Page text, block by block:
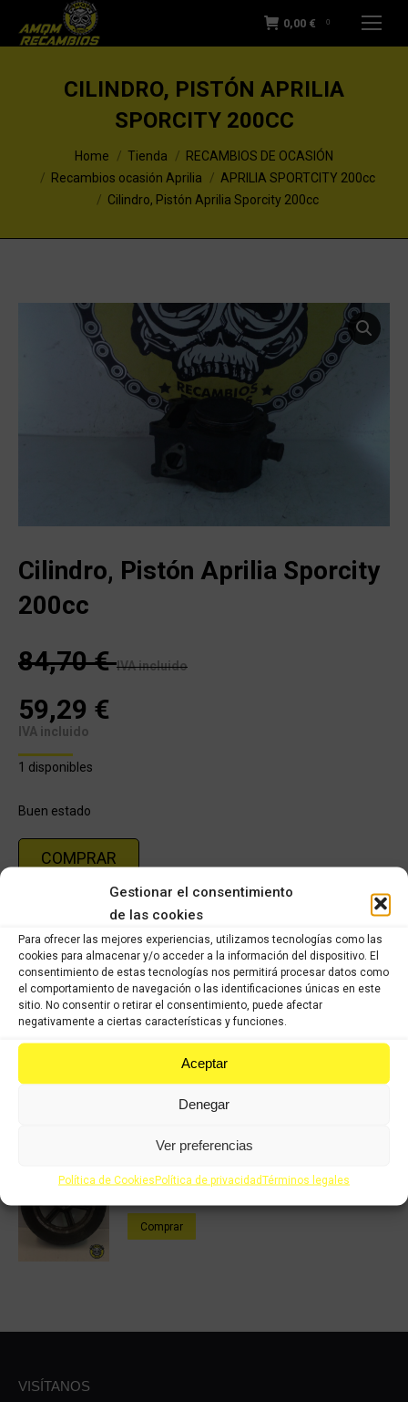
Gestionar el consentimiento
de las cookies
Para ofrecer las mejores experiencias, utilizamos tecnologías como las
cookies para almacenar y/o acceder a la información del dispositivo. El
consentimiento de estas tecnologías nos permitirá procesar datos como
el comportamiento de navegación o las identificaciones únicas en este
sitio. No consentir o retirar el consentimiento, puede afectar
negativamente a ciertas características y funciones.
Aceptar
Denegar
Ver preferencias
Política de CookiesPolítica de privacidadTérminos legales
0,00 € 0
CILINDRO, PISTÓN APRILIA
SPORCITY 200CC
You are here:Home Tienda
RECAMBIOS DE OCASIÓN
Recambios ocasión Aprilia
APRILIA SPORTCITY 200cc
Cilindro, Pistón Aprilia Sporcity 200cc
Cilindro, Pistón Aprilia Sporcity
200cc
84,70€ IVA incluido
59,29 €
IVA incluido
1 disponibles
Buen estado
COMPRAR
APRILIA SPORTCITY 200cc
Share this product
Share
on
Share
on
Share
on
Pinterest
Share
on
LinkedIn
Productos relacionados
Llanta trasera Aprilia Sportcity
79,74€ IVA incluido 55,82€ IVA incluido
Comprar
VISÍTANOS